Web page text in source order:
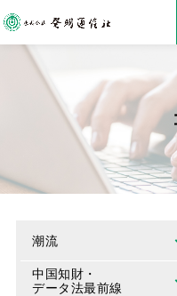
潮流
中国知財・
データ法最前線